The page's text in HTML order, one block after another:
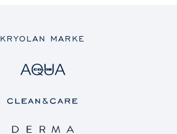
KRYOLAN MARKE